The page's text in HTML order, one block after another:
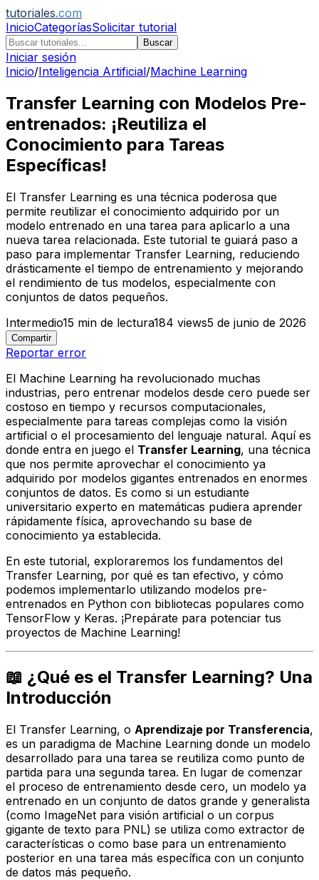
tutoriales.com
InicioCategoríasSolicitar tutorial
Buscar
Iniciar sesión
Inicio/Inteligencia Artificial/Machine Learning
Transfer Learning con Modelos Pre-
entrenados: ¡Reutiliza el
Conocimiento para Tareas
Específicas!
El Transfer Learning es una técnica poderosa que
permite reutilizar el conocimiento adquirido por un
modelo entrenado en una tarea para aplicarlo a una
nueva tarea relacionada. Este tutorial te guiará paso a
paso para implementar Transfer Learning, reduciendo
drásticamente el tiempo de entrenamiento y mejorando
el rendimiento de tus modelos, especialmente con
conjuntos de datos pequeños.
Intermedio15 min de lectura184 views5 de junio de 2026
Compartir
Reportar error
El Machine Learning ha revolucionado muchas
industrias, pero entrenar modelos desde cero puede ser
costoso en tiempo y recursos computacionales,
especialmente para tareas complejas como la visión
artificial o el procesamiento del lenguaje natural. Aquí es
donde entra en juego el Transfer Learning, una técnica
que nos permite aprovechar el conocimiento ya
adquirido por modelos gigantes entrenados en enormes
conjuntos de datos. Es como si un estudiante
universitario experto en matemáticas pudiera aprender
rápidamente física, aprovechando su base de
conocimiento ya establecida.
En este tutorial, exploraremos los fundamentos del
Transfer Learning, por qué es tan efectivo, y cómo
podemos implementarlo utilizando modelos pre-
entrenados en Python con bibliotecas populares como
TensorFlow y Keras. ¡Prepárate para potenciar tus
proyectos de Machine Learning!
📖 ¿Qué es el Transfer Learning? Una
Introducción
El Transfer Learning, o Aprendizaje por Transferencia,
es un paradigma de Machine Learning donde un modelo
desarrollado para una tarea se reutiliza como punto de
partida para una segunda tarea. En lugar de comenzar
el proceso de entrenamiento desde cero, un modelo ya
entrenado en un conjunto de datos grande y generalista
(como ImageNet para visión artificial o un corpus
gigante de texto para PNL) se utiliza como extractor de
características o como base para un entrenamiento
posterior en una tarea más específica con un conjunto
de datos más pequeño.